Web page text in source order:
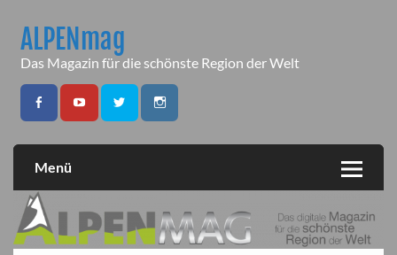
contentALPENmag
Das Magazin für die schönste Region der Welt
Menü